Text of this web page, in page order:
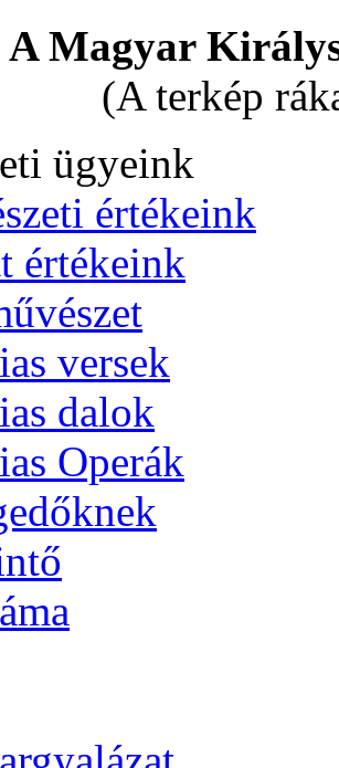
A Magyar
(A terkép
ügyeink
értékeink
értékeink
versek
dalok
Operák